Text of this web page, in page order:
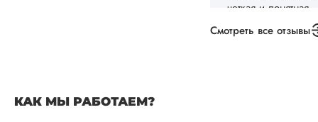
Магистерские
диссертации
Смотреть все отзывы
КАК МЫ РАБОТАЕМ?